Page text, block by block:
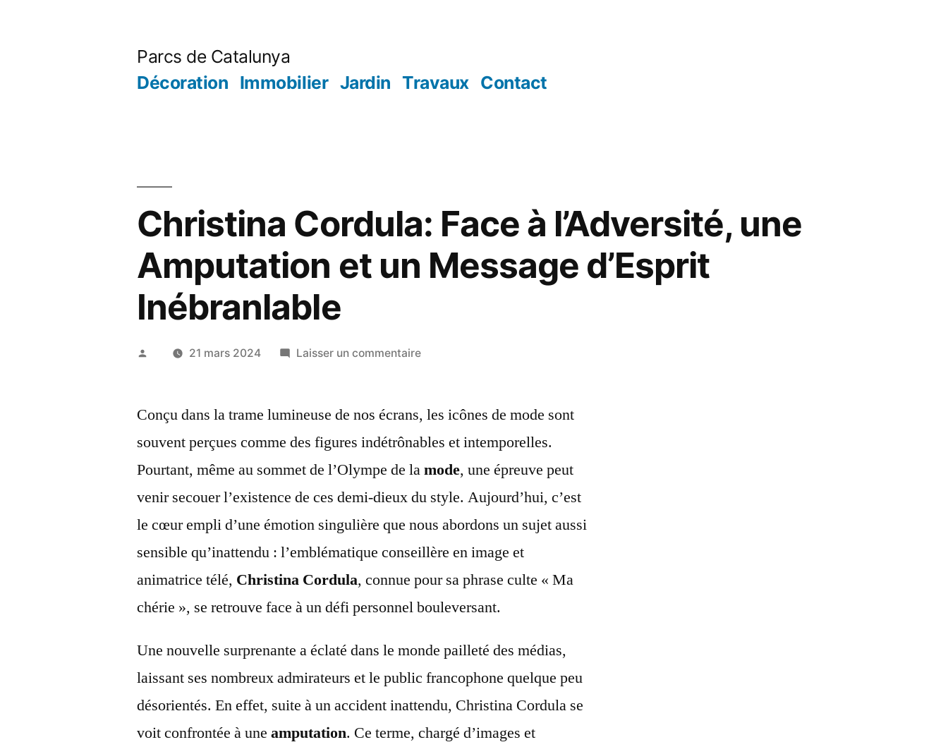
Parcs de Catalunya
Décoration Immobilier Jardin Travaux Contact
Christina Cordula: Face à l’Adversité, une
Amputation et un Message d’Esprit
Inébranlable
Publié 21 mars 2024 Laisser un commentairesur
Face
l’Adversité,
une
Amputation
un
Message
Inébranlable
Conçu dans la trame lumineuse de nos écrans, les icônes de mode sont
souvent perçues comme des figures indétrônables et intemporelles.
Pourtant, même au sommet de l’Olympe de lamode, une épreuve peut
venir secouer l’existence de ces demi-dieux du style. Aujourd’hui, c’est
le cœur empli d’une émotion singulière que nous abordons un sujet aussi
sensible qu’inattendu : l’emblématique conseillère en image et
animatrice télé, Christina Cordula, connue pour sa phrase culte « Ma
chérie », se retrouve face à un défi personnel bouleversant.
Une nouvelle surprenante a éclaté dans le monde pailleté des médias,
laissant ses nombreux admirateurs et le public francophone quelque peu
désorientés. En effet, suite à un accident inattendu, Christina Cordula se
voit confrontée à uneamputation. Ce terme, chargé d’images et